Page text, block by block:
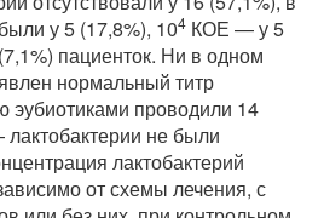
у 5 (17,8%), 104 КОЕ — у 5
пациенток. Ни в одном
нормальный титр
эубиотиками проводили 14
не были
лактобактерий
от схемы лечения, с